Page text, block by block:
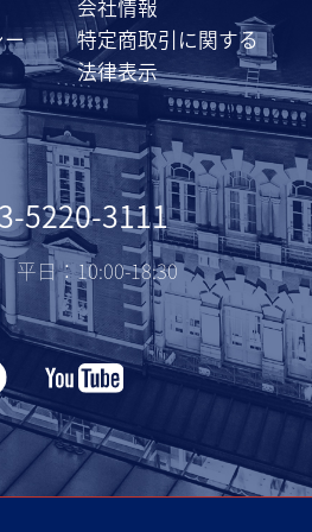
会社情報
特定商取引に関する
法律表示
5220-3111
日：10:00-18:30